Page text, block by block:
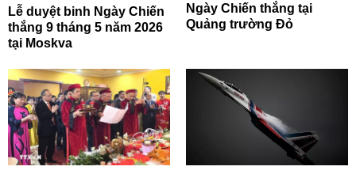
Lễ duyệt binh Ngày Chiến
thắng 9 tháng 5 năm 2026
tại Moskva
Ngày Chiến thắng tại
Quảng trường Đỏ